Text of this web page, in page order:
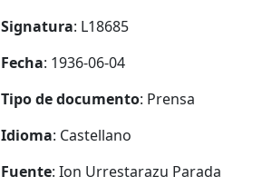
Signatura: L18685
Fecha: 1936-06-04
Tipo de documento: Prensa
Idioma: Castellano
Fuente: Ion Urrestarazu Parada